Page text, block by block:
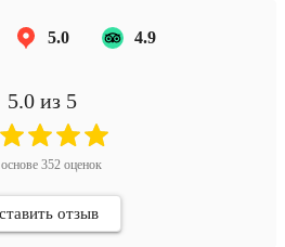
5.0 4.9
5.0 из 5
352 оценок
отзыв